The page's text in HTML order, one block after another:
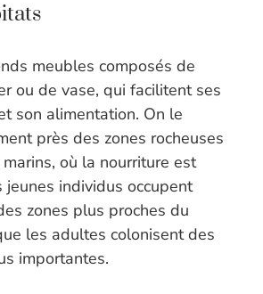
meubles composés de
ou de vase, qui facilitent ses
son alimentation. On le
près des zones rocheuses
où la nourriture est
jeunes individus occupent
zones plus proches du
les adultes colonisent des
importantes.